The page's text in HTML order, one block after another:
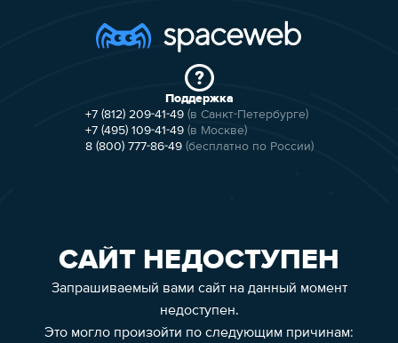
Поддержка
+7 (812) 209-41-49 (в Санкт-Петербурге)
+7 (495) 109-41-49 (в Москве)
8 (800) 777-86-49 (бесплатно по России)
САЙТ НЕДОСТУПЕН
Запрашиваемый вами сайт на данный момент
недоступен.
Это могло произойти по следующим причинам: